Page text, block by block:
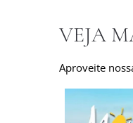
VEJA
Aproveite